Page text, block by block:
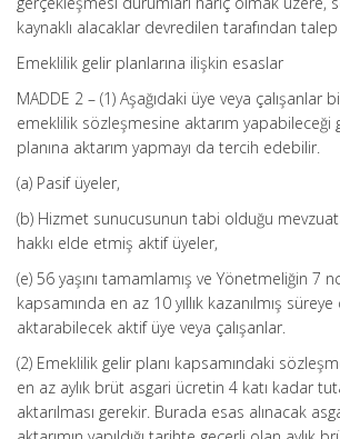
kaynaklı alacaklar devredilen tarafından
Emeklilik gelir planlarına ilişkin esaslar
MADDE 2 – (1) Aşağıdaki üye veya çalışanlar
emeklilik sözleşmesine aktarım yapabileceği
planına aktarım yapmayı da tercih edebilir.
(a) Pasif üyeler,
(b) Hizmet sunucusunun tabi olduğu
hakkı elde etmiş aktif üyeler,
(e) 56 yaşını tamamlamış ve Yönetmeliğin 7
kapsamında en az 10 yıllık kazanılmış
aktarabilecek aktif üye veya çalışanlar.
(2) Emeklilik gelir planı kapsamındaki
en az aylık brüt asgari ücretin 4 katı kadar
aktarılması gerekir. Burada esas alınacak